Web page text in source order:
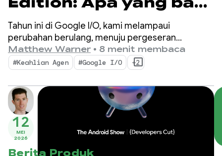
di alat Developer
Android
Tahun ini di Google I/O, kami melampaui
perubahan berulang, menuju pergeseran
mendasar dalam cara aplikasi dibuat. Alat terbaru
kami dibuat untuk era agentic dengan fitur yang
meningkatkan produktivitas Anda sebagai
developer Android DAN mengoptimalkan agen AI
yang Anda deploy dalam codebase.
Matthew Warner • 8 menit membaca
#Keahlian Agen #Google I/O +2
12
MEI
2026
Berita Produk